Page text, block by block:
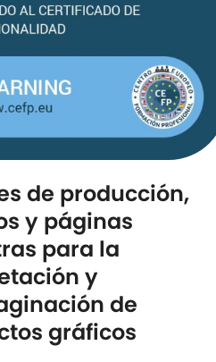
de producción,
y páginas
para la
y
de
gráficos